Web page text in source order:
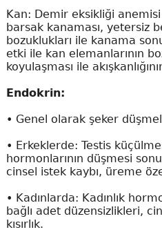
Kan: Demir eksikliği
barsak kanaması, yetersiz
bozuklukları ile kanama
etki ile kan elemanlarının
koyulaşması ile
Endokrin:
• Genel olarak şeker
• Erkeklerde: Testis
hormonlarının düşmesi
cinsel istek kaybı, üreme
• Kadınlarda: Kadınlık
bağlı adet düzensizlikleri,
kısırlık.